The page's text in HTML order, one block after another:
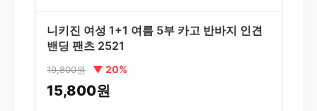
니키진 여성 1+1 여름 5부 카고 반바지 인견
밴딩 팬츠 2521
19,800원 ▼ 20%
15,800원